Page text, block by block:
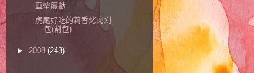
直擊魔獸
虎尾好吃的莉香烤肉刈
包(割包)
► 2008 (243)